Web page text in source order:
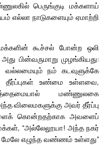
பெருங்குடி மக்களாய்
எல்லா நாடுகளையும் ஏமாற்றி
கூச்சல் போன்ற ஒலி
பின்வருமாறு முழங்கியது:
வல்லமையும் நம் கடவுளுக்கே
தீர்ப்புகள் உண்மை உள்ளவை,
மண்ணுலகை
விலைமகளுக்கு அவர் தீர்ப்பு
கொன்றதற்காக அவளைப்
“அல்லேலூயா! அந்த நகர்
மேலே எழுந்த வண்ணம் உள்ளது”